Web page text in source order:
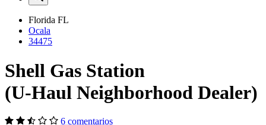
Florida FL
Ocala
34475
Shell Gas Station
(U-Haul Neighborhood Dealer)
6 comentarios